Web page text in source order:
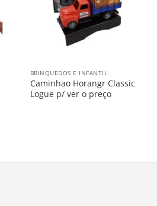
BRINQUEDOS E INFANTIL
Caminhao Horangr Classic
Logue p/ ver o preço